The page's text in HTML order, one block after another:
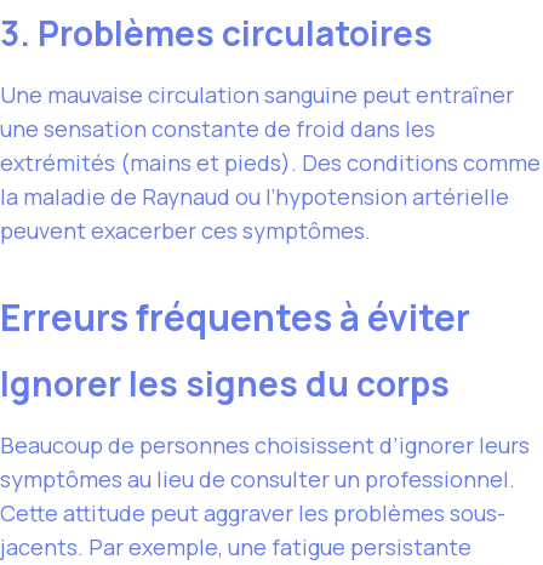
3. Problèmes circulatoires
Une mauvaise circulation sanguine peut entraîner
une sensation constante de froid dans les
extrémités (mains et pieds). Des conditions comme
la maladie de Raynaud ou l’hypotension artérielle
peuvent exacerber ces symptômes.
Erreurs fréquentes à éviter
Ignorer les signes du corps
Beaucoup de personnes choisissent d’ignorer leurs
symptômes au lieu de consulter un professionnel.
Cette attitude peut aggraver les problèmes sous-
jacents. Par exemple, une fatigue persistante